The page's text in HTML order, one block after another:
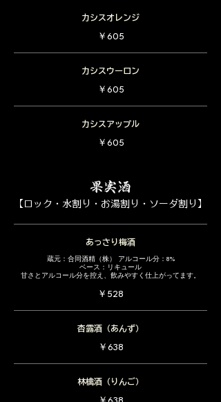
カシスオレンジ
￥605
カシスウーロン
￥605
カシスアップル
￥605
果実酒
【ロック・水割り・お湯割り・ソーダ割り】
あっさり梅酒
蔵元：合同酒精（株） アルコール分：8%
ベース：リキュール
甘さとアルコール分を控え、飲みやすく仕上がってます。
￥528
杏露酒（あんず）
￥638
林檎酒（りんご）